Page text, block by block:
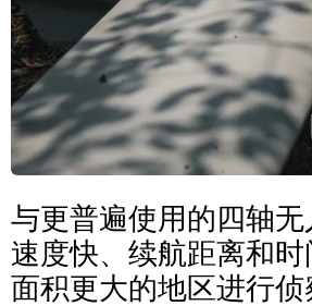
与更普遍使用的四轴
速度快、续航距离和
面积更大的地区进行侦